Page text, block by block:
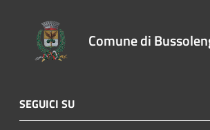
Comune di
SEGUICI SU